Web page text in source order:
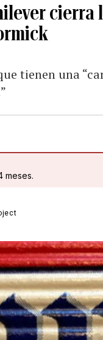
cierra
tienen una
meses.